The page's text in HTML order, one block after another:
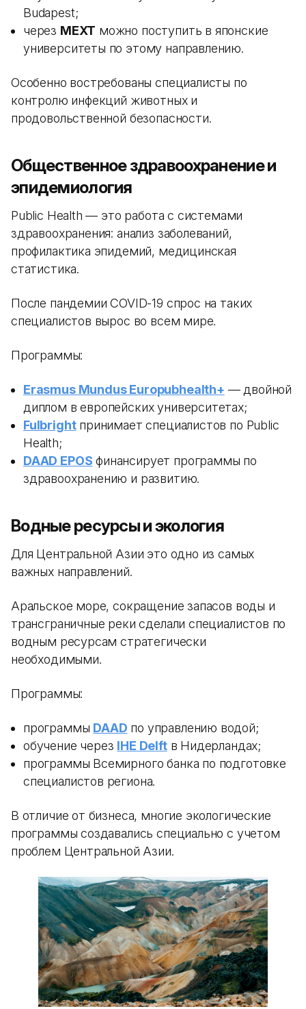
Budapest;
через MEXT можно поступить в японские
университеты по этому направлению.
Особенно востребованы специалисты по
контролю инфекций животных и
продовольственной безопасности.
Общественное здравоохранение и
эпидемиология
Public Health — это работа с системами
здравоохранения: анализ заболеваний,
профилактика эпидемий, медицинская
статистика.
После пандемии COVID-19 спрос на таких
специалистов вырос во всем мире.
Программы:
Erasmus Mundus Europubhealth+ — двойной
диплом в европейских университетах;
Fulbrightпринимает специалистов по Public
Health;
DAAD EPOS финансирует программы по
здравоохранению и развитию.
Водные ресурсы и экология
Для Центральной Азии это одно из самых
важных направлений.
Аральское море, сокращение запасов воды и
трансграничные реки сделали специалистов по
водным ресурсам стратегически
необходимыми.
Программы:
программы DAAD по управлению водой;
обучение через IHE Delftв Нидерландах;
программы Всемирного банка по подготовке
специалистов региона.
В отличие от бизнеса, многие экологические
программы создавались специально с учетом
проблем Центральной Азии.